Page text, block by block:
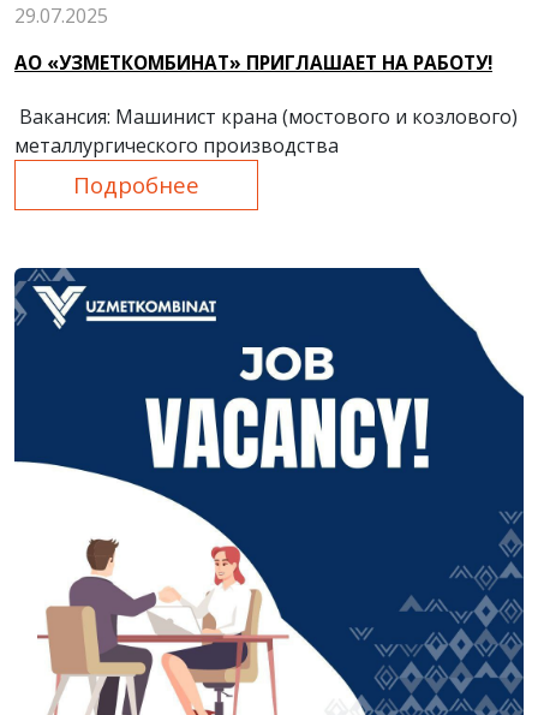
29.07.2025
АО «УЗМЕТКОМБИНАТ» ПРИГЛАШАЕТ НА РАБОТУ!
Вакансия: Машинист крана (мостового и козлового)
металлургического производства
Подробнее